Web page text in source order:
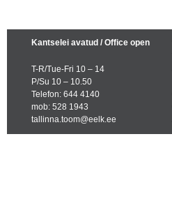
Kantselei avatud / Office open
T-R/Tue-Fri 10 – 14
P/Su 10 – 10.50
Telefon: 644 4140
mob: 528 1943
tallinna.toom@eelk.ee